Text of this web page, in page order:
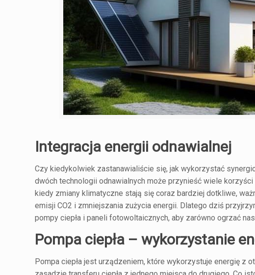
Integracja energii odnawialnej
Czy kiedykolwiek zastanawialiście się, jak wykorzystać
dwóch technologii odnawialnych może przynieść wiele
kiedy zmiany klimatyczne stają się coraz bardziej dotkliwe,
emisji CO2 i zmniejszania zużycia energii. Dlatego dziś
pompy ciepła i paneli fotowoltaicznych, aby zarówno ogrzać
Pompa ciepła – wykorzystanie
Pompa ciepła jest urządzeniem, które wykorzystuje energię z